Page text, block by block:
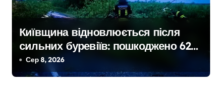
Київщина відновлюється після
сильних буревіїв: пошкоджено 62
будинки, понад 18 тисяч родин
залишились без електрики
Сер 8, 2026